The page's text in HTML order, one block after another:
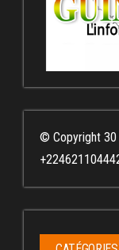
© Copyright 30